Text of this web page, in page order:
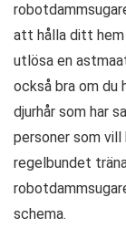
att hålla ditt
utlösa en
också bra om du
djurhår som har
personer som
regelbundet
schema.